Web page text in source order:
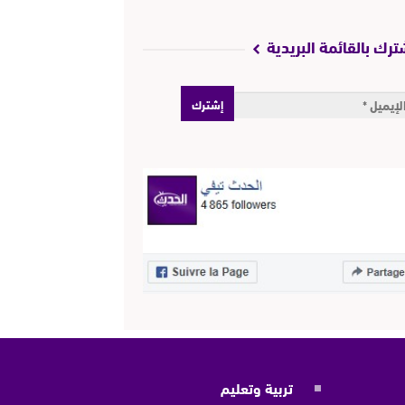
بالقائمة البريدية
تربية وتعليم